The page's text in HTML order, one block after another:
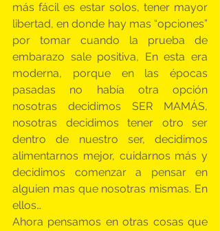
más fácil es estar solos, tener mayor
libertad, en donde hay mas “opciones”
por tomar cuando la prueba de
embarazo sale positiva, En esta era
moderna, porque en las épocas
pasadas no había otra opción
nosotras decidimos SER MAMÁS,
nosotras decidimos tener otro ser
dentro de nuestro ser, decidimos
alimentarnos mejor, cuidarnos más y
decidimos comenzar a pensar en
alguien mas que nosotras mismas. En
ellos…
Ahora pensamos en otras cosas que